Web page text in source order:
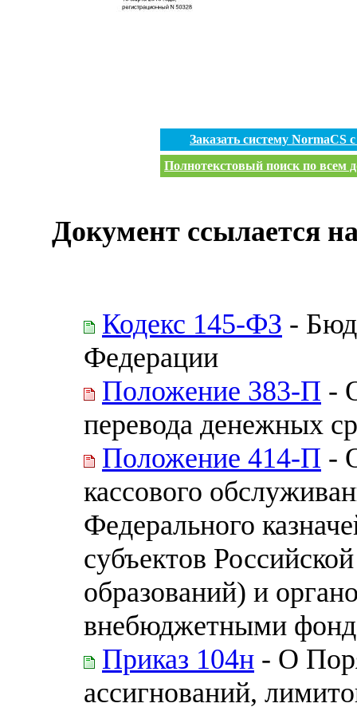
Заказать систему
Полнотекстовый поиск по всем
Документ ссылается
Кодекс 145-ФЗ -
Федерации
Положение 383-П -
перевода денежных
Положение 414-П -
кассового
Федерального
субъектов
образований) и
внебюджетными
Приказ 104н - О
ассигнований,